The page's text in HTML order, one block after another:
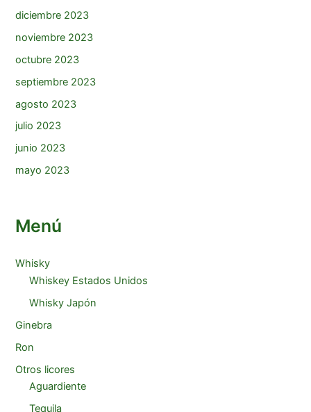
diciembre 2023
noviembre 2023
octubre 2023
septiembre 2023
agosto 2023
julio 2023
junio 2023
mayo 2023
Menú
Whisky
Whiskey Estados Unidos
Whisky Japón
Ginebra
Ron
Otros licores
Aguardiente
Tequila